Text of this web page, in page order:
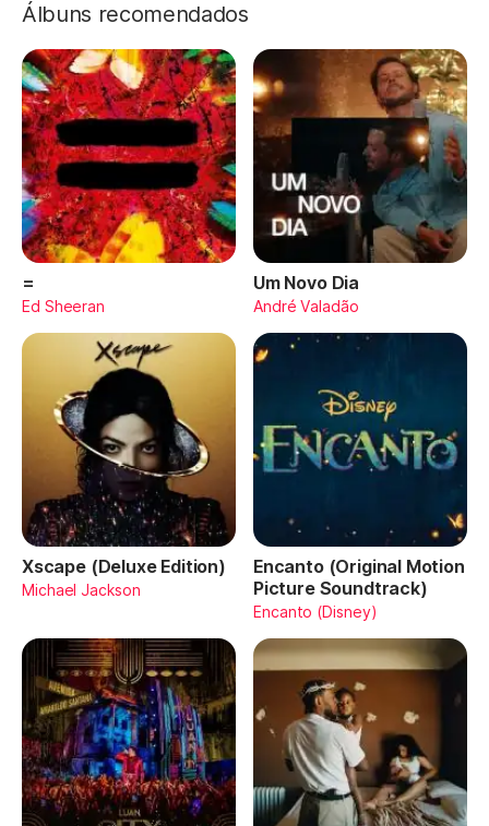
Álbuns recomendados
=
Ed Sheeran
Um Novo Dia
André Valadão
Xscape (Deluxe Edition)
Michael Jackson
Encanto (Original Motion
Picture Soundtrack)
Encanto (Disney)